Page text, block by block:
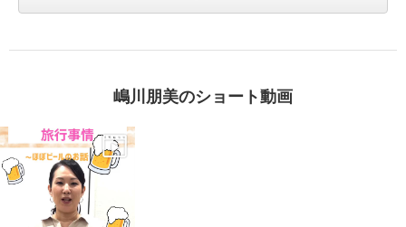
嶋川朋美のショート動画